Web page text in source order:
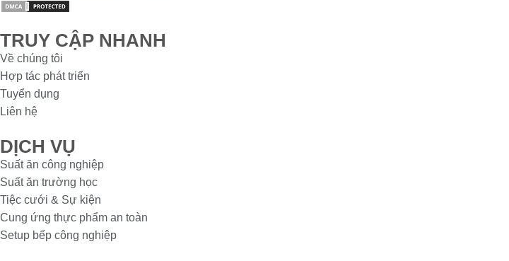
TRUY CẬP NHANH
Về chúng tôi
Hợp tác phát triển
Tuyển dụng
Liên hệ
DỊCH VỤ
Suất ăn công nghiệp
Suất ăn trường học
Tiệc cưới & Sự kiện
Cung ứng thực phẩm an toàn
Setup bếp công nghiệp